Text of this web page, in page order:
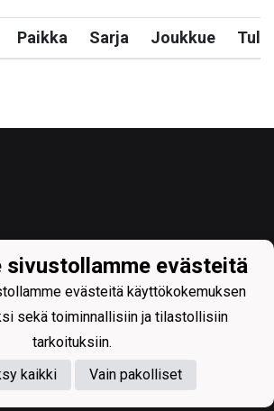
Paikka Sarja Joukkue
sivustollamme evästeitä
evästeitä käyttökokemuksen
sekä toiminnallisiin ja tilastollisiin
tarkoituksiin.
kaikki
Vain pakolliset